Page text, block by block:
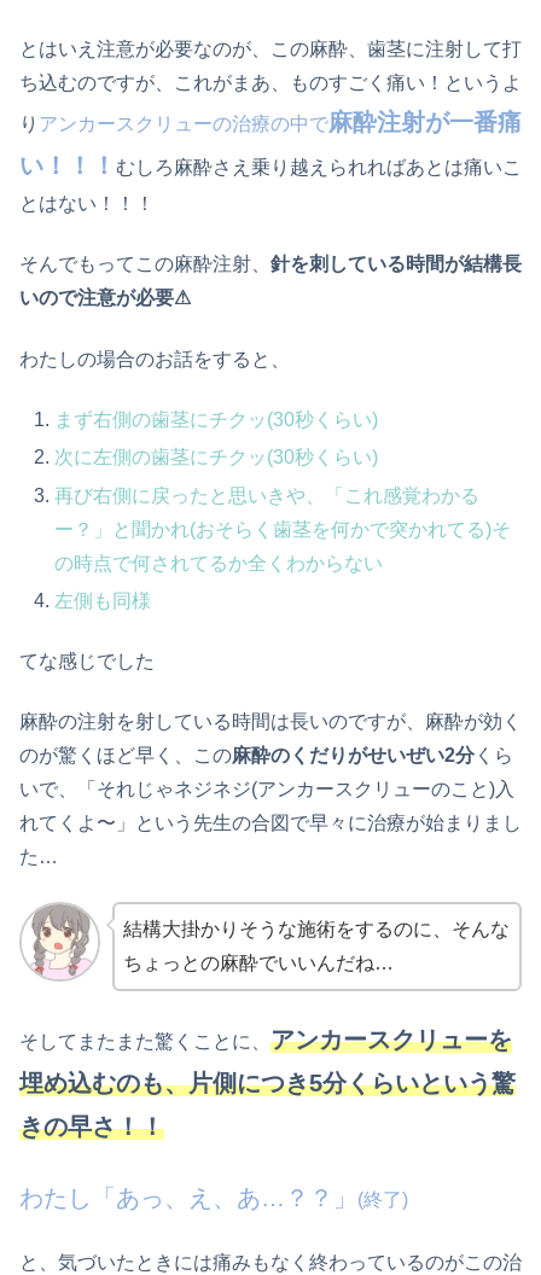
とはいえ注意が必要なのが、この麻酔、歯茎に注射して打
ち込むのですが、これがまあ、ものすごく痛い！というよ
り アンカースクリューの治療の中で麻酔注射が一番痛
い！！！ むしろ麻酔さえ乗り越えられればあとは痛いこ
とはない！！！
そんでもってこの麻酔注射、 針を刺している時間が結構長
いので注意が必要⚠︎
わたしの場合のお話をすると、
まず右側の歯茎にチクッ(30秒くらい)
次に左側の歯茎にチクッ(30秒くらい)
再び右側に戻ったと思いきや、「これ感覚わかる
ー？」と聞かれ(おそらく歯茎を何かで突かれてる)そ
の時点で何されてるか全くわからない
左側も同様
てな感じでした
麻酔の注射を射している時間は長いのですが、麻酔が効く
のが驚くほど早く、この麻酔のくだりがせいぜい2分くら
いで、「それじゃネジネジ(アンカースクリューのこと)入
れてくよ〜」という先生の合図で早々に治療が始まりまし
た…
結構大掛かりそうな施術をするのに、そんな
ちょっとの麻酔でいいんだね…
そしてまたまた驚くことに、 アンカースクリューを
埋め込むのも、片側につき5分くらいという驚
きの早さ！！
わたし「あっ、え、あ…？？」 (終了)
と、気づいたときには痛みもなく終わっているのがこの治